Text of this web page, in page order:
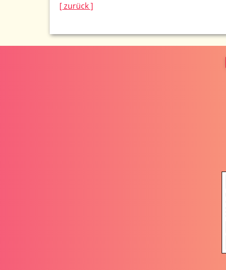
[ zurück ]